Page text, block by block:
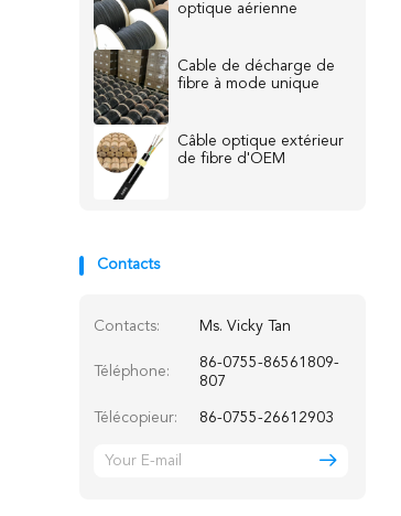
optique aérienne
Cable de décharge de
fibre à mode unique
Câble optique extérieur
de fibre d'OEM
Contacts
Contacts: Ms. Vicky Tan
Téléphone:
86-0755-86561809-
807
Télécopieur: 86-0755-26612903